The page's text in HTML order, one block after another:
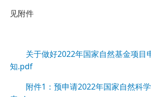
见附件
关于做好2022年国家自然基金项目
知.pdf
附件1：预申请2022年国家自然科